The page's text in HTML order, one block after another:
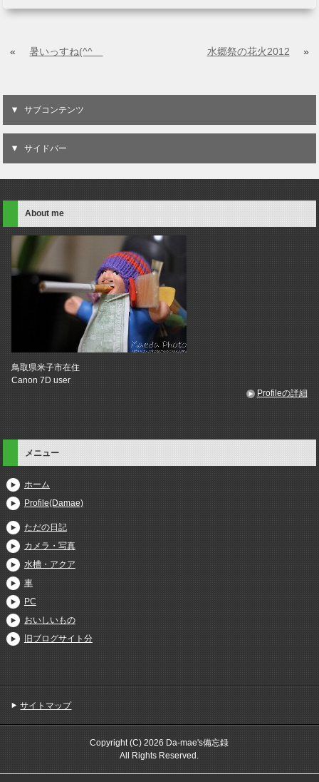
« 暑いっすね(^^ゞ 水郷祭の花火2012 »
サブコンテンツ
サイドバー
About me
鳥取県米子市在住
Canon 7D user
Profileの詳細
メニュー
ホーム
Profile(Damae)
ただの日記
カメラ・写真
水槽・アクア
車
PC
おいしいもの
旧ブログサイト分
サイトマップ
Copyright (C) 2026 Da-mae's備忘録
All Rights Reserved.